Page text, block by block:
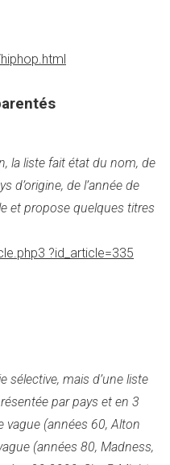
la liste fait état du nom, de
d’origine, de l’année de
et propose quelques titres
?id_article=335
sélective, mais d’une liste
par pays et en 3
vague (années 60, Alton
(années 80, Madness,